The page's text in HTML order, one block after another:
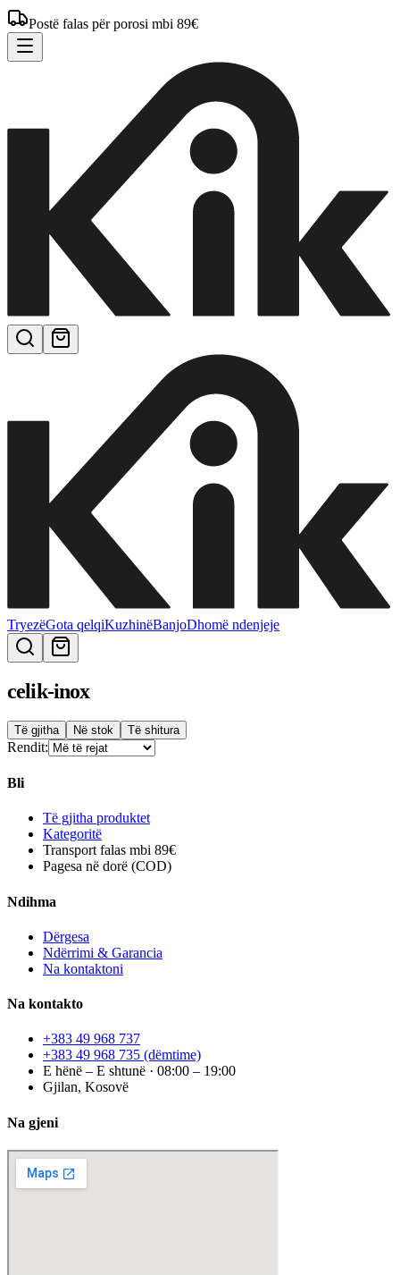
Postë falas për porosi mbi 89€
TryezëGota qelqiKuzhinëBanjoDhomë ndenjeje
celik-inox
Të gjitha Në stok Të shitura
Rendit:
Bli
Të gjitha produktet
Kategoritë
Transport falas mbi 89€
Pagesa në dorë (COD)
Ndihma
Dërgesa
Ndërrimi & Garancia
Na kontaktoni
Na kontakto
+383 49 968 737
+383 49 968 735 (dëmtime)
E hënë – E shtunë · 08:00 – 19:00
Gjilan, Kosovë
Na gjeni